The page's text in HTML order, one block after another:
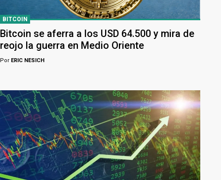
BITCOIN
Bitcoin se aferra a los USD 64.500 y mira de
reojo la guerra en Medio Oriente
Por ERIC NESICH